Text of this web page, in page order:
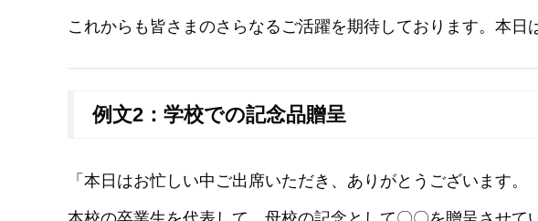
これからも皆さまのさらなるご活躍を期待しております。本日
例文2：学校での記念品贈呈
「本日はお忙しい中ご出席いただき、ありがとうございます。